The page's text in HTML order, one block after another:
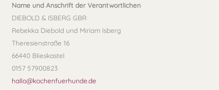
Name und Anschrift der Verantwortlichen
DIEBOLD & ISBERG GBR
Rebekka Diebold und Miriam Isberg
Theresienstraße 16
66440 Blieskastel
0157 57900823
hallo@kochenfuerhunde.de